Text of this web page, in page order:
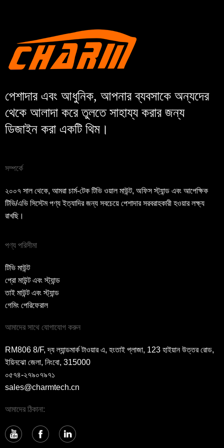
পেশাদার এবং আধুনিক, আপনার ব্যবসাকে অন্যদের
থেকে আলাদা করে তুলতে সাহায্য করার জন্য
ডিজাইন করা একটি থিম।
সম্পর্কে
২০০৭ সাল থেকে, আমরা চার্ম-টেক টিভি ওয়াল মাউন্ট, অফিস স্ট্যান্ড এবং আপেক্ষিক
টিভি/এভি সিস্টেম পণ্য ইত্যাদির জন্য সবচেয়ে পেশাদার সরবরাহকারী হওয়ার লক্ষ্য
রাখছি।
পণ্য পরিসীমা
টিভি মাউন্ট
প্রো মাউন্ট এবং স্ট্যান্ড
তাই মাউন্ট এবং স্ট্যান্ড
গেমিং পেরিফেরাল
আমাদের সাথে যোগাযোগ করুন
RM806 8/F, দ্য ল্যান্ডমার্ক টাওয়ার এ, হংতাই প্লাজা, 123 হাইয়ান উত্তর রোড,
ইয়িনঝো জেলা, নিংবো, 315000
০৫৭৪-২৭৯০৭৯৭১
sales@charmtech.cn
আমাদের ঠিকানা: